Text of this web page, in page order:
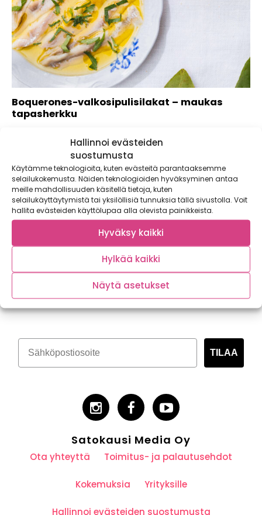
Hallinnoi evästeiden
suostumusta
Käytämme teknologioita, kuten evästeitä parantaaksemme
selailukokemusta. Näiden teknologioiden hyväksyminen antaa
meille mahdollisuuden käsitellä tietoja, kuten
selailukäyttäytymistä tai yksilöllisiä tunnuksia tällä sivustolla. Voit
hallita evästeiden käyttölupaa alla olevista painikkeista.
Hyväksy kaikki
Hylkää kaikki
Näytä asetukset
Boquerones-valkosipulisilakat – maukas
tapasherkku
kotimaisesta silakasta. Boquerones-valkosipulisilakat
sopivat niin kalapöytään kuin alkupalaksi hyvän leivän...
Tilaa kasvispitoinen uutiskirje
TILAA
Satokausi Media Oy
Ota yhteyttä Toimitus- ja palautusehdot
Kokemuksia Yrityksille
Hallinnoi evästeiden suostumusta